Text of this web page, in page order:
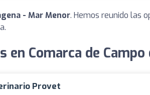
- Mar Menor. Hemos reunido las
Comarca de
Provet